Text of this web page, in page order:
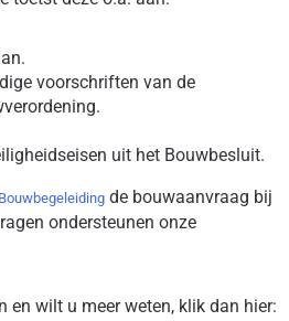
voorschriften van de
uit het Bouwbesluit.
Bouwbegeleiding de bouwaanvraag bij
ondersteunen onze
en wilt u meer weten, klik dan hier: